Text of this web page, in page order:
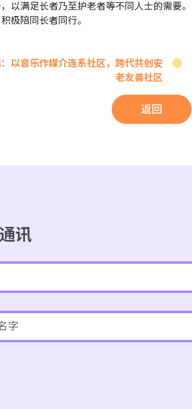
以满足长者乃至护老者等不同人士的需要。
极陪同长者同行。
以音乐作媒介连系社区，跨代共创安
老友善社区
返回
讯